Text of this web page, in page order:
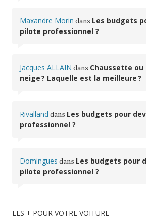
Maxandre Morin dans Les budgets
pilote professionnel ?
Jacques ALLAIN dans Chaussette ou
neige ? Laquelle est la meilleure ?
Rivalland dans Les budgets pour
professionnel ?
Domingues dans Les budgets pour
pilote professionnel ?
LES + POUR VOTRE VOITURE